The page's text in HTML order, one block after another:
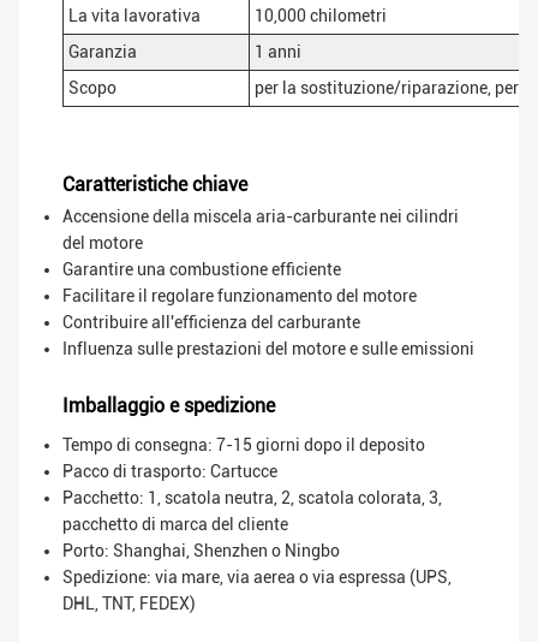
La vita lavorativa
10,000 chilometri
Garanzia
1 anni
Scopo
per la sostituzione/riparazione, per
Caratteristiche chiave
Accensione della miscela aria-carburante nei cilindri
del motore
Garantire una combustione efficiente
Facilitare il regolare funzionamento del motore
Contribuire all'efficienza del carburante
Influenza sulle prestazioni del motore e sulle emissioni
Imballaggio e spedizione
Tempo di consegna: 7-15 giorni dopo il deposito
Pacco di trasporto: Cartucce
Pacchetto: 1, scatola neutra, 2, scatola colorata, 3,
pacchetto di marca del cliente
Porto: Shanghai, Shenzhen o Ningbo
Spedizione: via mare, via aerea o via espressa (UPS,
DHL, TNT, FEDEX)